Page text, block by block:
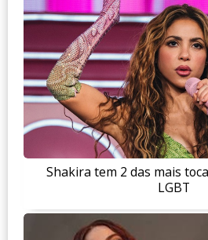
Shakira tem 2 das mais
LGBT